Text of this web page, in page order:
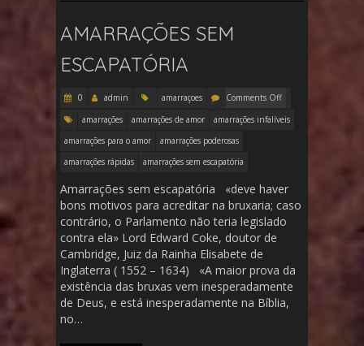
AMARRAÇÕES SEM
ESCAPATÓRIA
0 admin amarraçoes
Comments Off
amarrações
amarrações de amor
amarrações infalíveis
amarrações para o amor
amarrações poderosas
amarrações rápidas
amarrações sem escapatória
Amarrações sem escapatória «deve haver
bons motivos para acreditar na bruxaria; caso
contrário, o Parlamento não teria legislado
contra ela» Lord Edward Coke, doutor de
Cambridge, Juiz da Rainha Elisabete de
Inglaterra ( 1552 – 1634) «A maior prova da
existência das bruxas vem inesperadamente
de Deus, e está inesperadamente na Bíblia,
no…